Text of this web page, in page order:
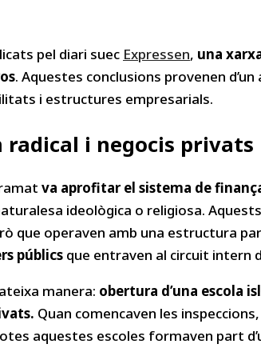
pel diari suec Expressen, una
. Aquestes conclusions provenen
i estructures empresarials.
radical i negocis privats
va aprofitar el sistema de
ideològica o religiosa.
que operaven amb una estructura
públics que entraven al circuit intern
manera: obertura d’una escola
Quan comencaven les
aquestes escoles formaven part